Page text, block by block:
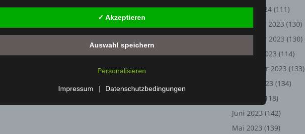
Januar 2024 (111)
Dezember 2023 (130)
November 2023 (130)
Oktober 2023 (114)
September 2023 (133)
August 2023 (134)
(118)
Juni 2023 (142)
Mai 2023 (139)
oder eine andere Form der Bereitstellung, den Abgleich oder die Verknüpfung,
die Einschränkung, das Löschen oder die Vernichtung.
d) Einschränkung der Verarbeitung
Einschränkung der Verarbeitung ist die Markierung gespeicherter
Profiling ist jede Art der automatisierten Verarbeitung personenbezogener
Daten, die darin besteht, dass diese personenbezogenen Daten verwendet
werden, um bestimmte persönliche Aspekte, die sich auf eine natürliche Person
✓ Akzeptieren
Auswahl speichern
Personalisieren
Impressum | Datenschutzbedingungen